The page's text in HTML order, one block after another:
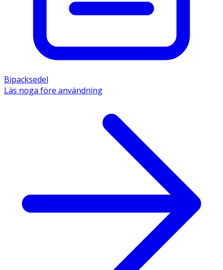
Bipacksedel
Läs noga före användning